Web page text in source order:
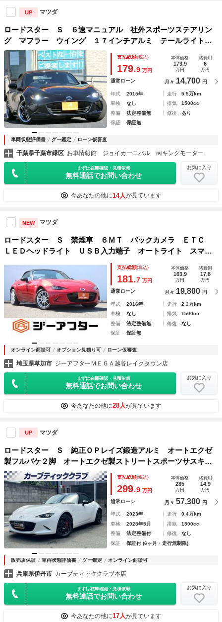
UP マツダ
ロードスター Ｓ ６速マニュアル 社外スポーツステアリン
グ マフラー ウイング １７インチアルミ テールライト
タイミングチェーン ＬＥＤヘッドライト ＥＴＣ ＣＤ Ａ
ＵＸ 横滑防止装置 プッシュスタート＆スマートキー
支払総額(税込)
179.9 万円
本体価格
173.9
万円
諸費用
6
万円
通常ローン 月々 14,700 円
年式 2015年 走行
5.5万km
車検
なし 排気
1500cc
整備
法定整備無 修復
あり
保証
保証無
車両状態評価書 グー鑑定 ローン仮審査
千葉県千葉市緑区 お車情報館 ジョイカーニバル ㈱キングモーター
まずは在庫確認・見積依頼
無料通話でお問い合わせ
お気に入り
今あなたの他に14人が見ています
NEW マツダ
ロードスター Ｓ 禁煙車 ６ＭＴ バックカメラ ＥＴＣ
ＬＥＤヘッドライト ＵＳＢ入力端子 オートライト スマー
トプッシュスターター １６インチアルミホイール 衝突安全
ボディ 盗難防止システム 助手席エアバック
支払総額(税込)
181.7 万円
本体価格
163.9
万円
諸費用
17.8
万円
通常ローン 月々 19,800 円
年式 2016年 走行
2.2万km
車検
なし 排気
1500cc
整備
法定整備無 修復
なし
保証
保証無
オンライン商談可 オプション見積り可 ローン仮審査
埼玉県草加市 ジーアフターＭＥＧＡ越谷レイクタウン店
まずは在庫確認・見積依頼
無料通話でお問い合わせ
お気に入り
今あなたの他に28人が見ています
UP マツダ
ロードスター Ｓ 純正ＯＰレイズ鍛造アルミ オートエクゼ
製フルバケ２脚 オートエクゼ製ストリートスポーツサスキッ
ト ブレンボ製キャリパー リヤクリアランスソナー ＢＳ
Ｍ ＬＥＤヘッドライト 純正フロア―マット
支払総額(税込)
299.9 万円
本体価格
285
万円
諸費用
14.9
万円
通常ローン 月々 57,300 円
年式 2023年 走行
0.4万km
車検
2028年5月 排気
1500cc
整備
法定整備付 修復
なし
保証
保証付 (6ヶ月・走行無制限)
販売店保証 車両状態評価書 グー鑑定 オンライン商談可
兵庫県伊丹市 カーブティッククラブ本店
まずは在庫確認・見積依頼
無料通話でお問い合わせ
お気に入り
今あなたの他に17人が見ています